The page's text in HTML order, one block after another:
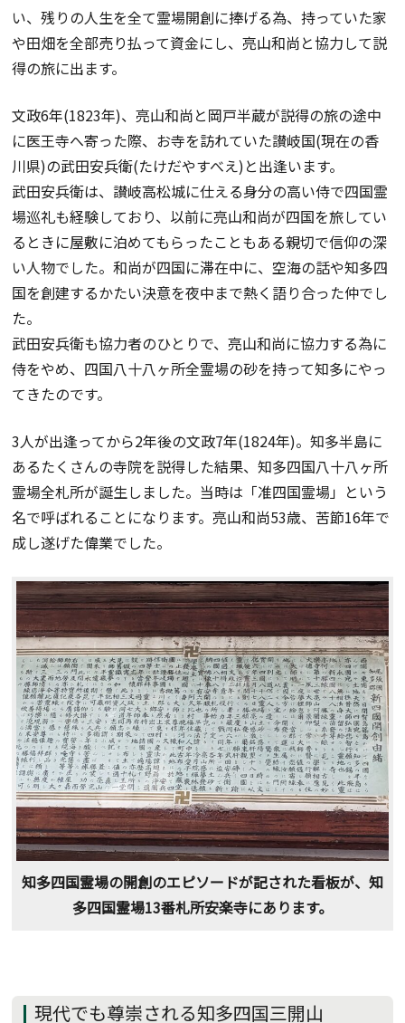
い、残りの人生を全て霊場開創に捧げる為、持っていた家
や田畑を全部売り払って資金にし、亮山和尚と協力して説
得の旅に出ます。
文政6年(1823年)、亮山和尚と岡戸半蔵が説得の旅の途中
に医王寺へ寄った際、お寺を訪れていた讃岐国(現在の香
川県)の武田安兵衛(たけだやすべえ)と出逢います。
武田安兵衛は、讃岐高松城に仕える身分の高い侍で四国霊
場巡礼も経験しており、以前に亮山和尚が四国を旅してい
るときに屋敷に泊めてもらったこともある親切で信仰の深
い人物でした。和尚が四国に滞在中に、空海の話や知多四
国を創建するかたい決意を夜中まで熱く語り合った仲でし
た。
武田安兵衛も協力者のひとりで、亮山和尚に協力する為に
侍をやめ、四国八十八ヶ所全霊場の砂を持って知多にやっ
てきたのです。
3人が出逢ってから2年後の文政7年(1824年)。知多半島に
あるたくさんの寺院を説得した結果、知多四国八十八ヶ所
霊場全札所が誕生しました。当時は「准四国霊場」という
名で呼ばれることになります。亮山和尚53歳、苦節16年で
成し遂げた偉業でした。
知多四国霊場の開創のエピソードが記された看板が、知
多四国霊場13番札所安楽寺にあります。
現代でも尊崇される知多四国三開山